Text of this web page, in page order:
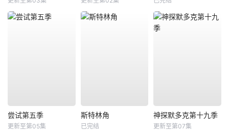
尝试第五季
更新至第05集
斯特林角
已完结
神探默多克第十九季
更新至第07集